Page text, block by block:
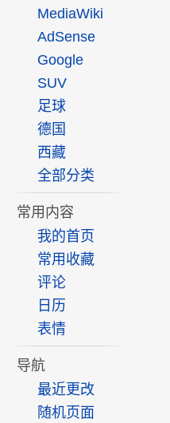
MediaWiki
AdSense
Google
SUV
足球
德国
西藏
全部分类
常用内容
我的首页
常用收藏
评论
日历
表情
导航
最近更改
随机页面